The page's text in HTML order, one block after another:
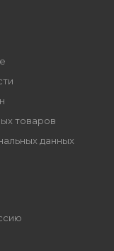
товаров
данных